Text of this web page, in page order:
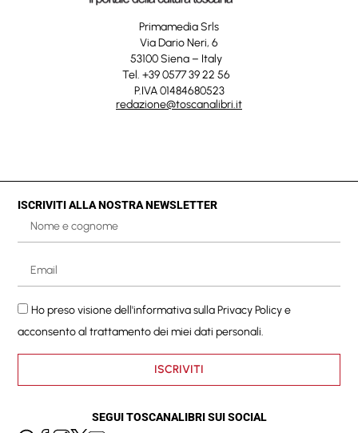
Primamedia Srls
Via Dario Neri, 6
53100 Siena – Italy
Tel. +39 0577 39 22 56
P.IVA 01484680523
redazione@toscanalibri.it
ISCRIVITI ALLA NOSTRA NEWSLETTER
Ho preso visione dell'informativa sullaPrivacy Policye
acconsento al trattamento dei miei dati personali.
ISCRIVITI
SEGUI TOSCANALIBRI SUI SOCIAL